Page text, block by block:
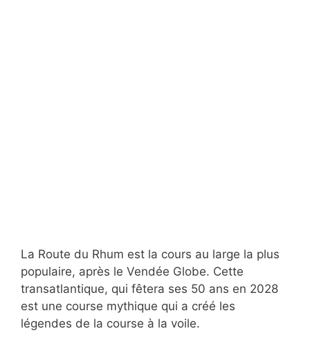
La Route du Rhum est la cours au large la plus
populaire, après le Vendée Globe. Cette
transatlantique, qui fêtera ses 50 ans en 2028
est une course mythique qui a créé les
légendes de la course à la voile.